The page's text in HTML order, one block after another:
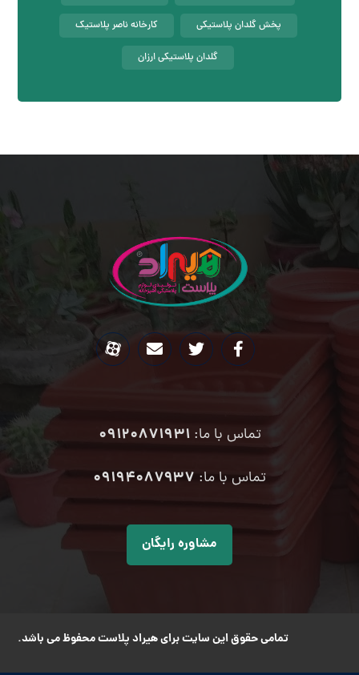
پخش گلدان پلاستیکی کارخانه ناصر پلاستیک
گلدان پلاستیکی ارزان
تماس با ما:09120871931
تماس با ما: ۰۹۱۹۴۰۸۷۹۳۷
مشاوره رایگان
تمامی حقوق این سایت برای هیراد پلاست محفوظ می باشد.